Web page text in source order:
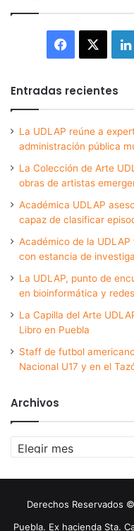
Facebook
Entradas recientes
La UDLAP reúne a
administración pública
La Colección de Arte
obras de artistas
Académica UDLAP
capaz de clasificar
Académico de la
con estancia de
La UDLAP, punto de
en bioinformática y
La Capilla del Arte
Libro en Puebla
Staff de futbol
Nacional U17 y en el
Archivos
Archivos
Derechos Reservados
Puebla. Ex hacienda Sta.